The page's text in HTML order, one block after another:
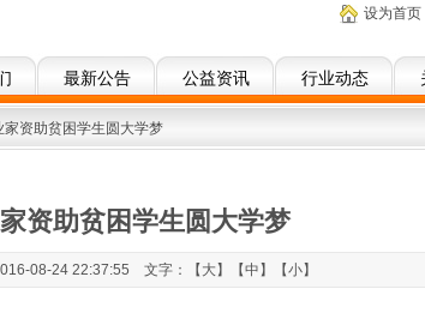
最新公告 公益资讯 行业动态
设为首页
资助贫困学生圆大学梦
资助贫困学生圆大学梦
08-24 22:37:55 文字：【 大】【中 】【小】